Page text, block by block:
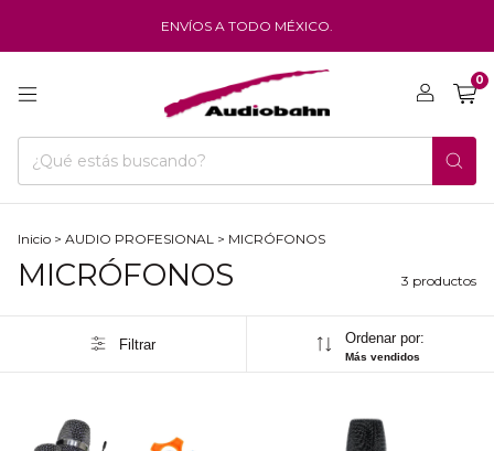
ENVÍOS A TODO MÉXICO.
0
Inicio > AUDIO PROFESIONAL > MICRÓFONOS
MICRÓFONOS 3 productos
Filtrar Ordenar por:
Más vendidos